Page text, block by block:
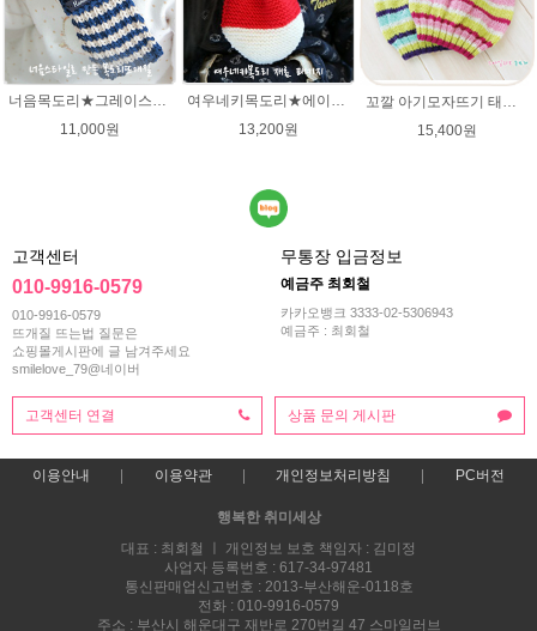
너음목도리★그레이스메리노울 뜨개실 목도리뜨기 뜨개질
11,000원
여우네키목도리★에이미울DIY 재료 패키지/유아목도리뜨기/아기목도리뜨개질/부드러운 베이비뜨개실로 제작 된 태교 손뜨개
13,200원
꼬깔 아기모자뜨기 태교뜨개질 유아모자뜨기 패키지
15,400원
고객센터
010-9916-0579
010-9916-0579
뜨개질 뜨는법 질문은
쇼핑몰게시판에 글 남겨주세요
smilelove_79@네이버
무통장 입금정보
예금주 최회철
카카오뱅크 3333-02-5306943
예금주 : 최회철
고객센터 연결 상품 문의 게시판
이용안내 이용약관 개인정보처리방침 PC버전
행복한 취미세상
대표 : 최회철 ㅣ 개인정보 보호 책임자 : 김미정
사업자 등록번호 : 617-34-97481
통신판매업신고번호 : 2013-부산해운-0118호
전화 : 010-9916-0579
주소 : 부산시 해운대구 재반로 270번길 47 스마일러브